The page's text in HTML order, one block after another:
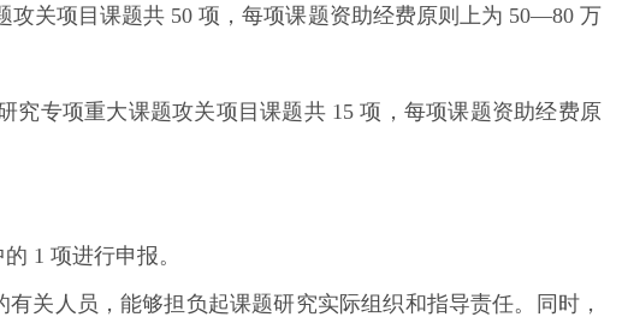
攻关项目课题共 50 项，每项课题资助经费原则上为 50—80 万
究专项重大课题攻关项目课题共 15 项，每项课题资助经费原
1 项进行申报。
关人员，能够担负起课题研究实际组织和指导责任。同时，